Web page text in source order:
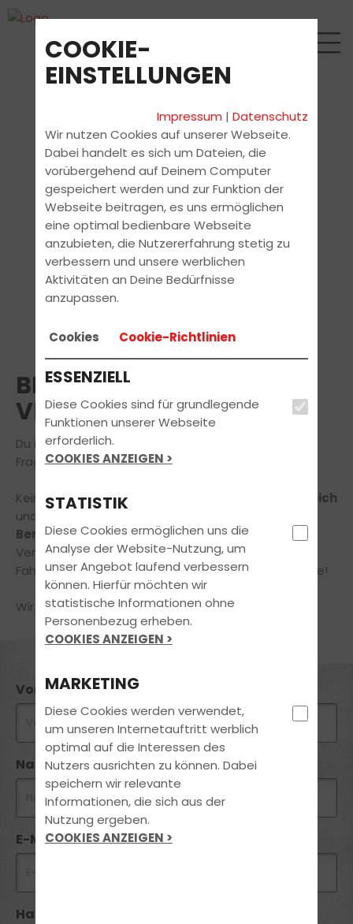
BERATUNGSTERMIN
VEREINBAREN
Du interessierst Dich für unser Angebot oder hast
Fragen rund um Deine Führerscheinausbildung?
Kein Problem,wir nehmen uns gerne die Zeit für Dich
und Dein Anliegen
Beratungsgespräch!
Vereinbare jetzt online einen Termin in unserer
Fahrschule – ganz einfach und bequem von zuhause!
Wir freuen uns auf Deine Nachricht!
Vorname *
Nachname *
E-Mail *
Handynummer *
COOKIE-
EINSTELLUNGEN
Impressum |Datenschutz
Wir nutzen Cookies auf unserer Webseite.
Dabei handelt es sich um Dateien, die
vorübergehend auf Deinem Computer
gespeichert werden und zur Funktion der
Webseite beitragen, es uns ermöglichen
eine optimal bedienbare Webseite
anzubieten, die Nutzererfahrung stetig zu
verbessern und unsere werblichen
Aktivitäten an Deine Bedürfnisse
anzupassen.
Cookies Cookie-Richtlinien
ESSENZIELL
Diese Cookies sind für grundlegende
Funktionen unserer Webseite
erforderlich.
COOKIES ANZEIGEN >
STATISTIK
Diese Cookies ermöglichen uns die
Analyse der Website-Nutzung, um
unser Angebot laufend verbessern
können. Hierfür möchten wir
statistische Informationen ohne
Personenbezug erheben.
COOKIES ANZEIGEN >
MARKETING
Diese Cookies werden verwendet,
um unseren Internetauftritt werblich
optimal auf die Interessen des
Nutzers ausrichten zu können. Dabei
speichern wir relevante
Informationen, die sich aus der
Nutzung ergeben.
COOKIES ANZEIGEN >